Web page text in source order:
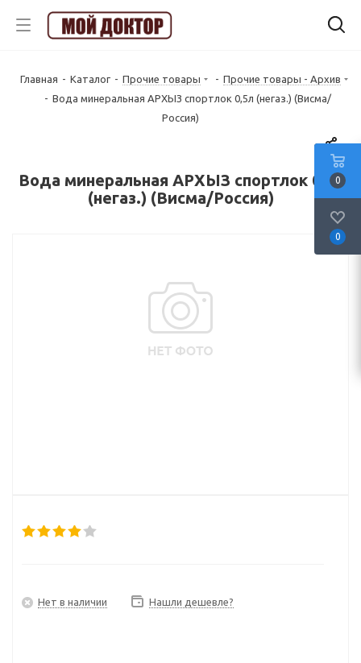
Главная - Каталог - Прочие товары - Прочие товары - Архив
- Вода минеральная АРХЫЗ спортлок 0,5л (негаз.) (Висма/
Россия)
Вода минеральная АРХЫЗ спортлок 0,5л
(негаз.) (Висма/Россия)
Нет в наличии Нашли дешевле?
0
0